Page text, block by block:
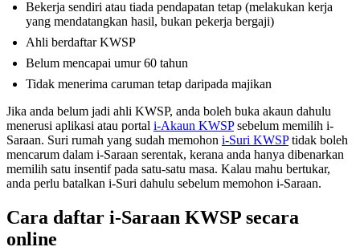
Bekerja sendiri atau tiada pendapatan tetap (melakukan kerja
yang mendatangkan hasil, bukan pekerja bergaji)
Ahli berdaftar KWSP
Belum mencapai umur 60 tahun
Tidak menerima caruman tetap daripada majikan
Jika anda belum jadi ahli KWSP, anda boleh buka akaun dahulu
menerusi aplikasi atau portal i-Akaun KWSPsebelum memilih i-
Saraan. Suri rumah yang sudah memohon i-Suri KWSPtidak boleh
mencarum dalam i-Saraan serentak, kerana anda hanya dibenarkan
memilih satu insentif pada satu-satu masa. Kalau mahu bertukar,
anda perlu batalkan i-Suri dahulu sebelum memohon i-Saraan.
Cara daftar i-Saraan KWSP secara
online